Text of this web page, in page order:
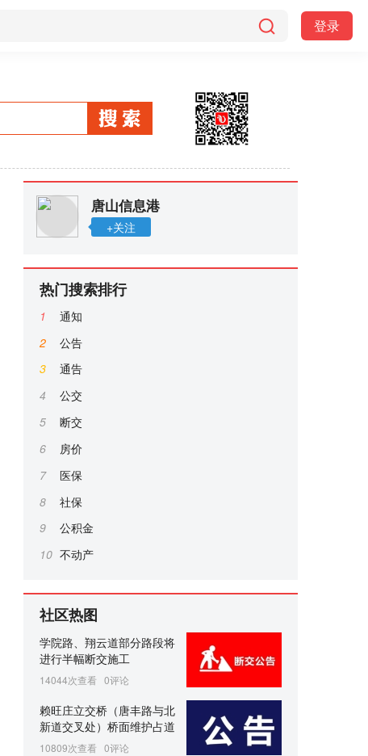
登录
唐山信息港
+关注
热门搜索排行
1
通知
2
公告
3
通告
4
公交
5
断交
6
房价
7
医保
8
社保
9
公积金
10 不动产
社区热图
学院路、翔云道部分路段将
进行半幅断交施工
14044次查看 0评论
赖旺庄立交桥（唐丰路与北
新道交叉处）桥面维护占道
10809次查看 0评论